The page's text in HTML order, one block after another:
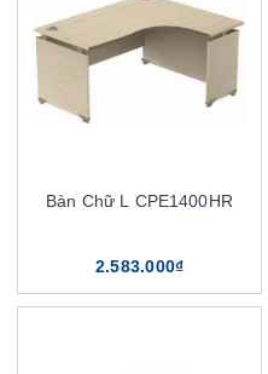
Bàn Chữ L CPE1400HR
2.583.000₫